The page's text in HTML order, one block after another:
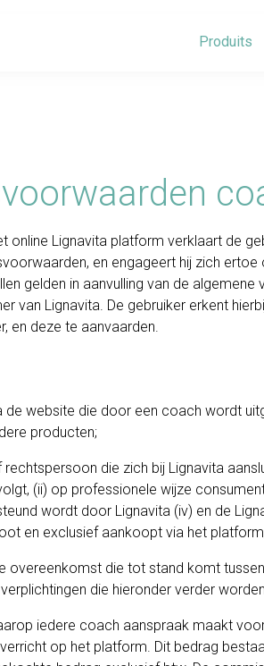
Produits
online Lignavita platform verklaart de
en engageert hij zich ertoe
gelden in aanvulling van de algemene
van Lignavita. De gebruiker erkent
en deze te aanvaarden.
de website die door een coach wordt
producten;
rechtspersoon die zich bij Lignavita
(ii) op professionele wijze
wordt door Lignavita (iv) en de
en exclusief aankoopt via het
overeenkomst die tot stand komt
die hieronder verder
iedere coach aanspraak maakt
op het platform. Dit bedrag